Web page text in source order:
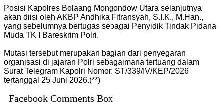
‎Posisi Kapolres Bolaang Mongondow Utara selanjutnya
akan diisi oleh AKBP Andhika Fitransyah, S.I.K., M.Han.,
yang sebelumnya bertugas sebagai Penyidik Tindak Pidana
Muda TK I Bareskrim Polri.
‎Mutasi tersebut merupakan bagian dari penyegaran
organisasi di jajaran Polri sebagaimana tertuang dalam
Surat Telegram Kapolri Nomor: ST/339/IV/KEP/2026
tertanggal 25 Juni 2026.(**)
Facebook Comments Box